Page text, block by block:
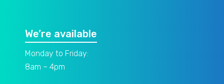
We’re available
Monday to Friday:
8am – 4pm